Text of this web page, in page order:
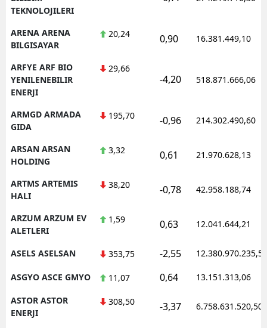
TEKNOLOJILERI
ARENA ARENA
BILGISAYAR
20,24 0,90 16.381.449,10
ARFYE ARF BIO
YENILENEBILIR
ENERJI
29,66
-4,20 518.871.666,06
ARMGD ARMADA
GIDA
195,70 -0,96 214.302.490,60
ARSAN ARSAN
HOLDING
3,32 0,61 21.970.628,13
ARTMS ARTEMIS
HALI
38,20 -0,78 42.958.188,74
ARZUM ARZUM EV
ALETLERI
1,59 0,63 12.041.644,21
ASELS ASELSAN 353,75 -2,55 12.380.970.235,50
ASGYO ASCE GMYO 11,07 0,64 13.151.313,06
ASTOR ASTOR
ENERJI
308,50 -3,37 6.758.631.520,50